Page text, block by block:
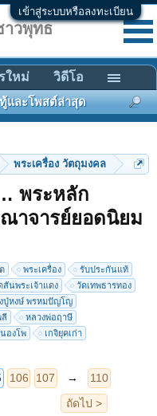
เข้าสู่ระบบหรือลงทะเบียน
พระเครื่อง วัตถุมงคล
พระหลัก
าจารย์ยอดนิยม
พระเครื่อง
รับประกันแท้
สันพระเจ้าแดง
วัดเทพธารทอง
ปู่หงษ์ พรหมปัญโญ
หลวงพ่อฤาษี
องโพ
เกจิยุคเก่า
110
ป >
วพุทธ
และโพสต์ล่าสุด
ใหม่ วิดีโอ